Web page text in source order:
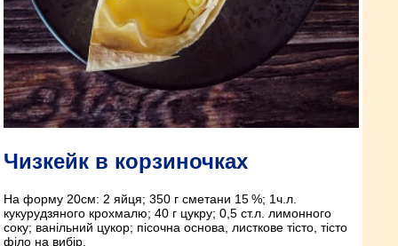
Чизкейк в корзиночках
На форму 20см: 2 яйця; 350 г сметани 15 %; 1ч.л.
кукурудзяного крохмалю; 40 г цукру; 0,5 ст.л. лимонного
соку; ванільний цукор; пісочна основа, листкове тісто, тісто
філо на вибір.